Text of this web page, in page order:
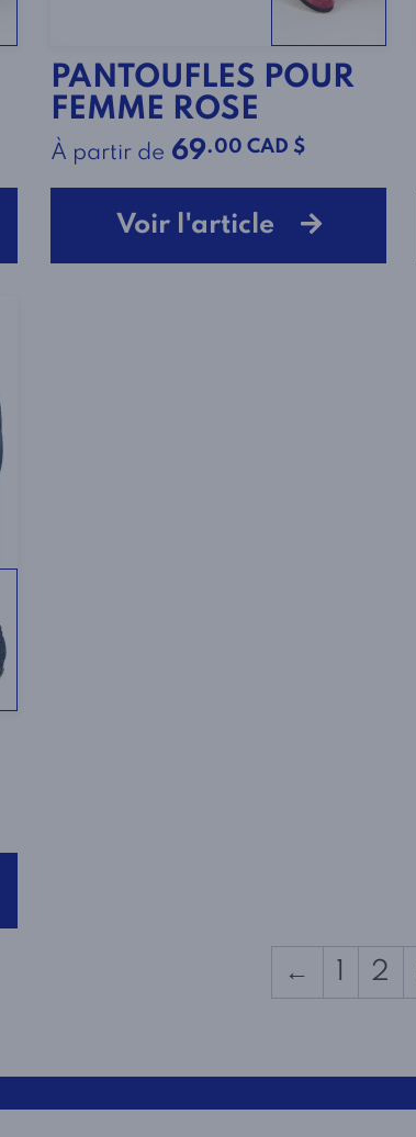
PANTOUFLES POUR
FEMME ROSE
À partir de 69.00 CAD $
Voir l'article
← 2